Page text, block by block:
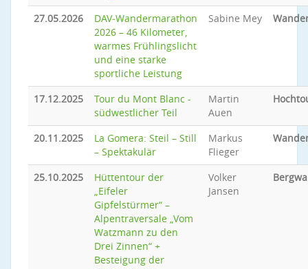
27.05.2026
DAV‑Wandermarathon
2026 – 46 Kilometer,
warmes Frühlingslicht
und eine starke
sportliche Leistung
Sabine Mey
17.12.2025
Tour du Mont Blanc -
südwestlicher Teil
Martin
Auen
20.11.2025
La Gomera: Steil – Still
– Spektakulär
Markus
Flieger
25.10.2025
Hüttentour der
„Eifeler
Gipfelstürmer“ –
Alpentraversale „Vom
Watzmann zu den
Drei Zinnen“ +
Besteigung der
Volker
Jansen